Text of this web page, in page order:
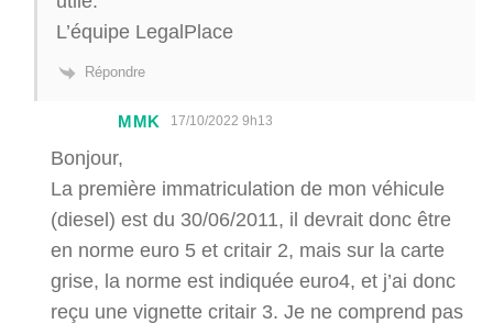
L’équipe LegalPlace
Répondre
MMK 17/10/2022 9h13
Bonjour,
La première immatriculation de mon véhicule
(diesel) est du 30/06/2011, il devrait donc être
en norme euro 5 et critair 2, mais sur la carte
grise, la norme est indiquée euro4, et j’ai donc
reçu une vignette critair 3. Je ne comprend pas